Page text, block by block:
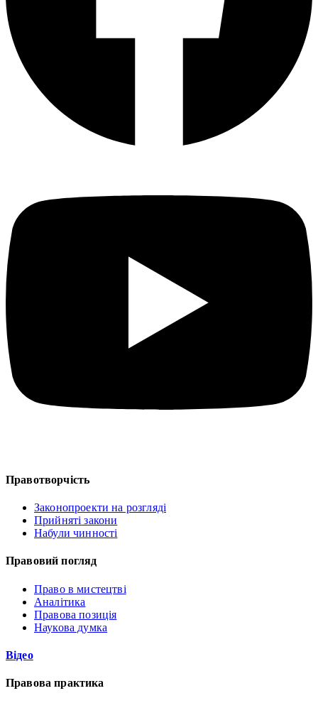
Правотворчість
Законопроекти на розгляді
Прийняті закони
Набули чинності
Правовий погляд
Право в мистецтві
Аналітика
Правова позиція
Наукова думка
Відео
Правова практика